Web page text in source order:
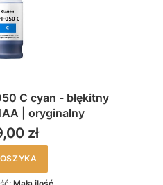
C cyan - błękitny
| oryginalny
zł